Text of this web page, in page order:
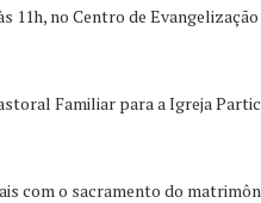
11h, no Centro de
Familiar para a Igreja
com o sacramento do